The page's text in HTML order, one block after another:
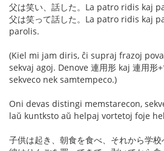
父は笑い、話した。La patro ridis kaj
父は笑って話した。La patro ridis kaj
parolis.
(Kiel mi jam diris, ĉi supraj frazoj
sekvaj agoj. Denove 連用形 kaj 連用
sekveco nek samtempeco.)
Oni devas distingi memstarecon,
laŭ kuntksto aŭ helpaj vortetoj foje
子供は起き、朝食を食べ、それから学